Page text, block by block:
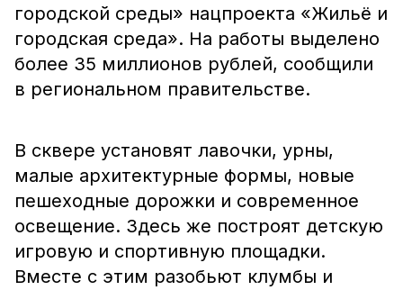
городской среды» нацпроекта «Жильё и
городская среда». На работы выделено
более 35 миллионов рублей, сообщили
в региональном правительстве.
В сквере установят лавочки, урны,
малые архитектурные формы, новые
пешеходные дорожки и современное
освещение. Здесь же построят детскую
игровую и спортивную площадки.
Вместе с этим разобьют клумбы и